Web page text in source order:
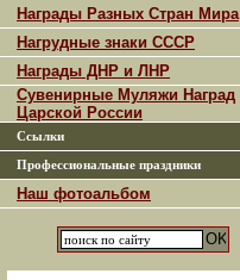
Награды Разных Стран Мира
Нагрудные знаки СССР
Награды ДНР и ЛНР
Сувенирные Муляжи Наград
Царской России
Ссылки
Профессиональные праздники
Наш фотоальбом